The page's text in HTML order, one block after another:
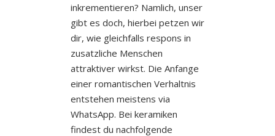
inkrementieren? Namlich, unser
gibt es doch, hierbei petzen wir
dir, wie gleichfalls respons in
zusatzliche Menschen
attraktiver wirkst. Die Anfange
einer romantischen Verhaltnis
entstehen meistens via
WhatsApp. Bei keramiken
findest du nachfolgende